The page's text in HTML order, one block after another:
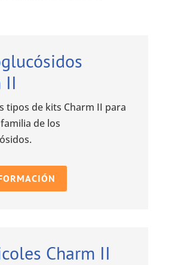
II
tipos de kits Charm II para
de los
Charm II